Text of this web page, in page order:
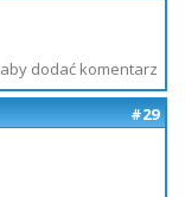
aby dodać komentarz
#29